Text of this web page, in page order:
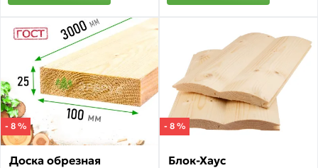
по
акции:
Доска
половая
по
акции:
- 8 %
Доска обрезная
- 8 %
Блок-Хаус